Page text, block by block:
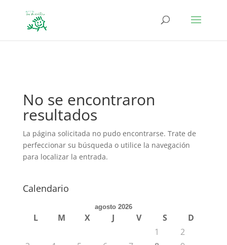
No se encontraron
resultados
La página solicitada no pudo encontrarse. Trate de
perfeccionar su búsqueda o utilice la navegación
para localizar la entrada.
Calendario
agosto 2026
L M X J V S
D
1
2